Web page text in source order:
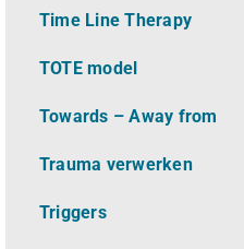
Time Line Therapy
TOTE model
Towards – Away from
Trauma verwerken
Triggers